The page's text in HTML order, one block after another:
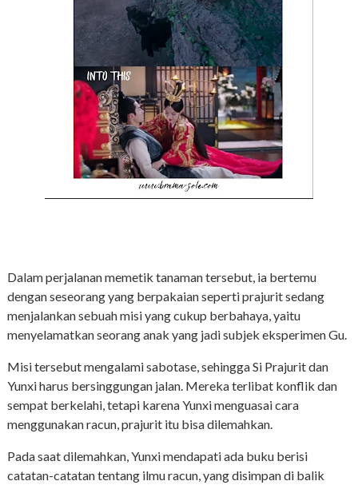
Dalam perjalanan memetik tanaman tersebut, ia bertemu
dengan seseorang yang berpakaian seperti prajurit sedang
menjalankan sebuah misi yang cukup berbahaya, yaitu
menyelamatkan seorang anak yang jadi subjek eksperimen Gu.
Misi tersebut mengalami sabotase, sehingga Si Prajurit dan
Yunxi harus bersinggungan jalan. Mereka terlibat konflik dan
sempat berkelahi, tetapi karena Yunxi menguasai cara
menggunakan racun, prajurit itu bisa dilemahkan.
Pada saat dilemahkan, Yunxi mendapati ada buku berisi
catatan-catatan tentang ilmu racun, yang disimpan di balik